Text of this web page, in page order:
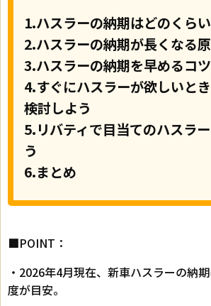
1.ハスラーの納期はどのくら
2.ハスラーの納期が長くなる
3.ハスラーの納期を早めるコツ
4.すぐにハスラーが欲しいと
検討しよう
5.リバティで目当てのハスラ
う
6.まとめ
■POINT：
・2026年4月現在、新車ハスラーの納
度が目安。